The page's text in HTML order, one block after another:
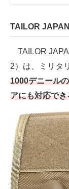
TAILOR
TAILOR
2）は、ミリタ
1000デニール
アにも対応で